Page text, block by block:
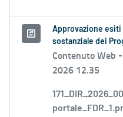
Approvazione esiti
sostanziale dei
Contenuto Web -
2026 12.35